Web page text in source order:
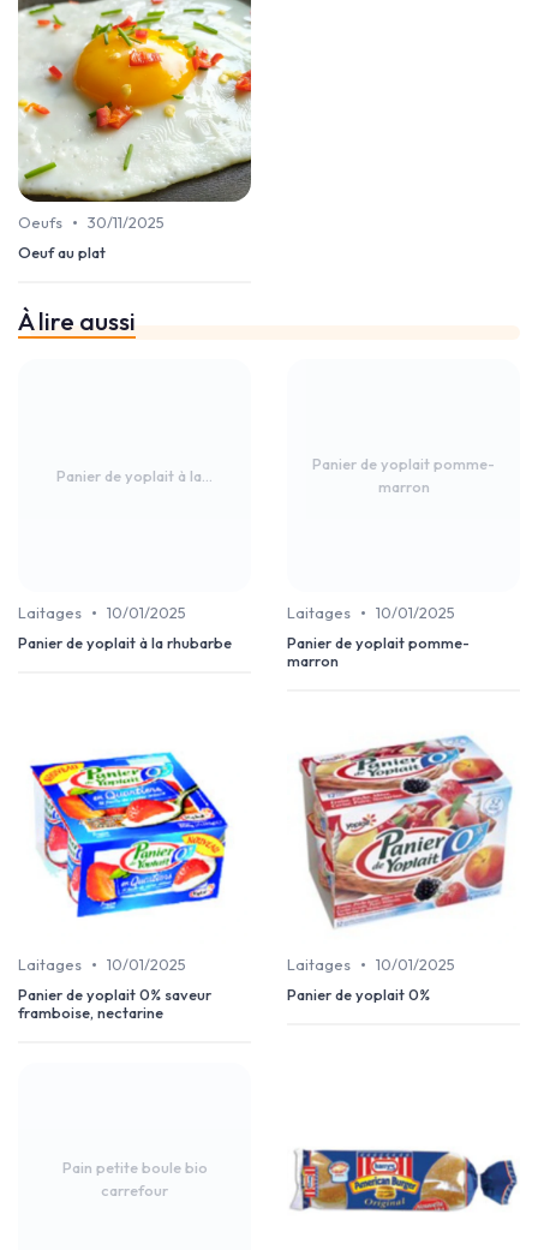
Oeufs • 30/11/2025
Oeuf au plat
À lire aussi
Panier de yoplait à la...
Laitages • 10/01/2025
Panier de yoplait à la rhubarbe
Panier de yoplait pomme-
marron
Laitages • 10/01/2025
Panier de yoplait pomme-
marron
Laitages • 10/01/2025
Panier de yoplait 0% saveur
framboise, nectarine
Laitages • 10/01/2025
Panier de yoplait 0%
Pain petite boule bio
carrefour